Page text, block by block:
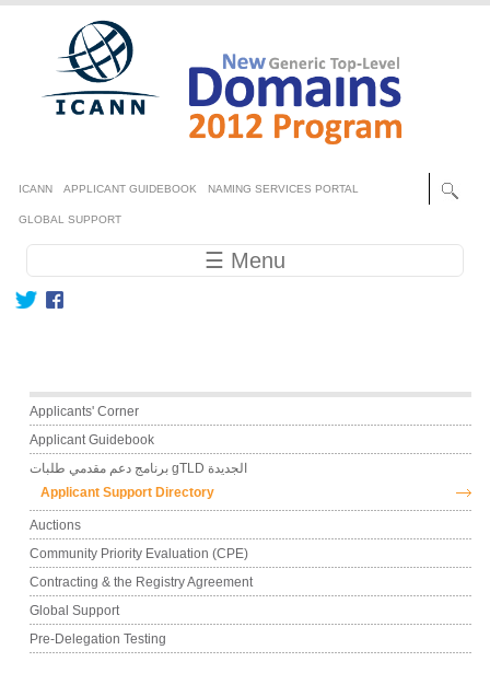
Skip to main content
Secondary menu
ICANN APPLICANT GUIDEBOOK NAMING SERVICES PORTAL
GLOBAL SUPPORT
Main navigation ☰ Menu
Main menu
Applicants' Corner
Applicant Guidebook
برنامج دعم مقدمي طلبات gTLD الجديدة
Applicant Support Directory
Auctions
Community Priority Evaluation (CPE)
Contracting & the Registry Agreement
Global Support
Pre-Delegation Testing